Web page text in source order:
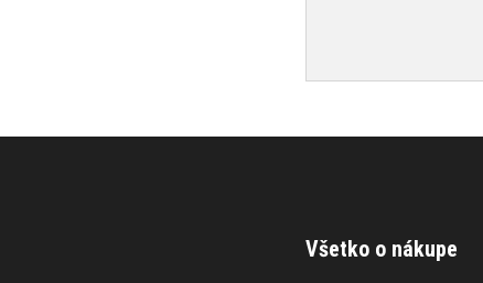
Všetko o nákupe